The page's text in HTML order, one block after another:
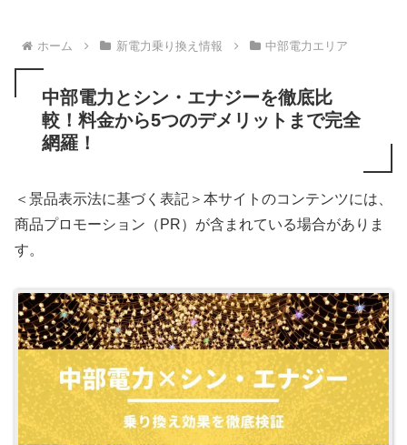
ホーム 新電力乗り換え情報 中部電力エリア
中部電力とシン・エナジーを徹底比
較！料金から5つのデメリットまで完全
網羅！
＜景品表示法に基づく表記＞本サイトのコンテンツには、
商品プロモーション（PR）が含まれている場合がありま
す。